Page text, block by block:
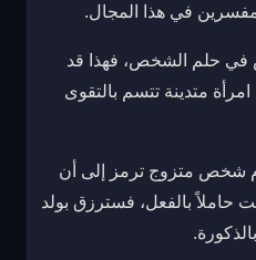
في هذا المجال.
في حلم الشخص، فهذا قد
متدينة تتسم بالتقوى
شخص متزوج ترمز إلى أن
حاملاً بالفعل، فسترزق بولد